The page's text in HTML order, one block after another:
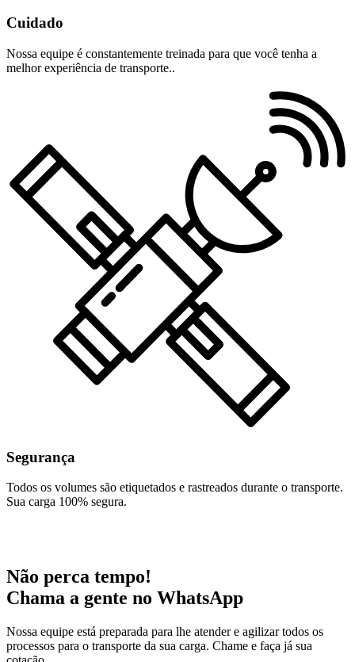
Cuidado
Nossa equipe é constantemente treinada para que você tenha a
melhor experiência de transporte..
Segurança
Todos os volumes são etiquetados e rastreados durante o transporte.
Sua carga 100% segura.
Não perca tempo!
Chama a gente no WhatsApp
Nossa equipe está preparada para lhe atender e agilizar todos os
processos para o transporte da sua carga. Chame e faça já sua